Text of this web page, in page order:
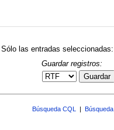
Sólo las entradas seleccionadas:
Guardar registros:
Guardar
Búsqueda CQL